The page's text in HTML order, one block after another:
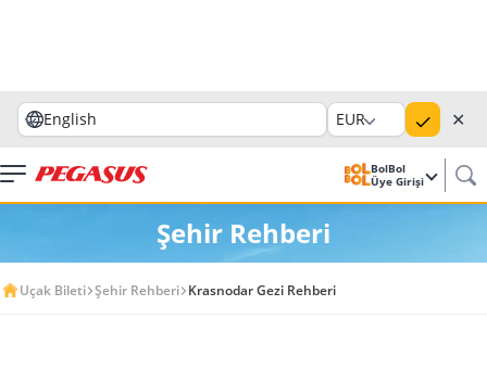
English EUR ✕
BolBol
Üye Girişi
Şehir Rehberi
Uçak Bileti Şehir Rehberi Krasnodar Gezi Rehberi